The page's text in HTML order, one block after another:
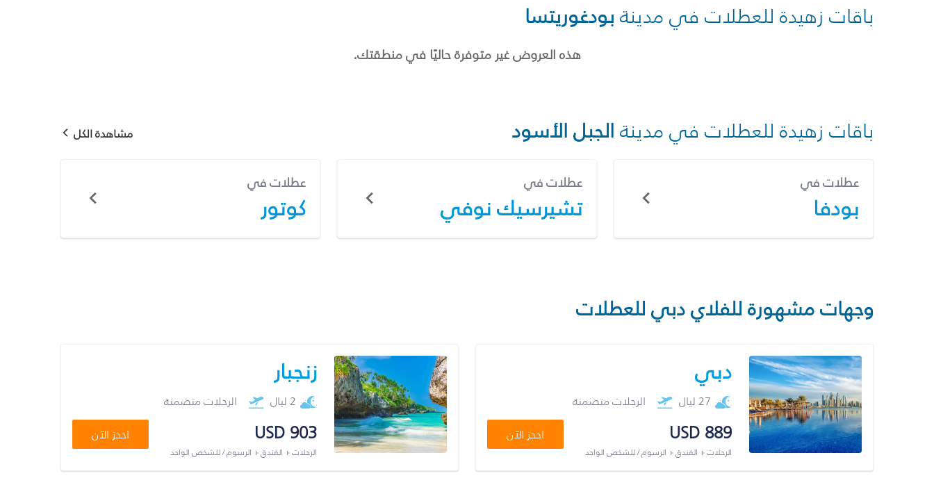
باقات زهيدة للعطلات في مدينة بودغوريتسا
هذه العروض غير متوفرة حاليًا في منطقتك.
باقات زهيدة للعطلات في مدينة الجبل الأسود مشاهدة الكل
عطلات في
بودفا
عطلات في
تشيرسيك نوفي
عطلات في
كوتور
وجهات مشهورة للفلاي دبي للعطلات
دبي
27 ليال الرحلات متضمنة
USD 889
الرحلات + الفندق + الرسوم / للشخص الواحد
احجز الآن
زنجبار
2 ليال الرحلات متضمنة
USD 903
الرحلات + الفندق + الرسوم / للشخص الواحد
احجز الآن